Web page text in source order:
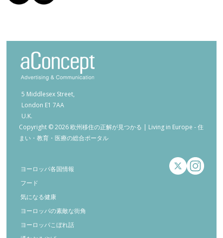
5 Middlesex Street,
London E1 7AA
U.K.
Copyright © 2026 欧州移住の正解が見つかる | Living in Europe - 住
まい・教育・医療の総合ポータル
ヨーロッパ各国情報
フード
気になる健康
ヨーロッパの素敵な街角
ヨーロッパこぼれ話